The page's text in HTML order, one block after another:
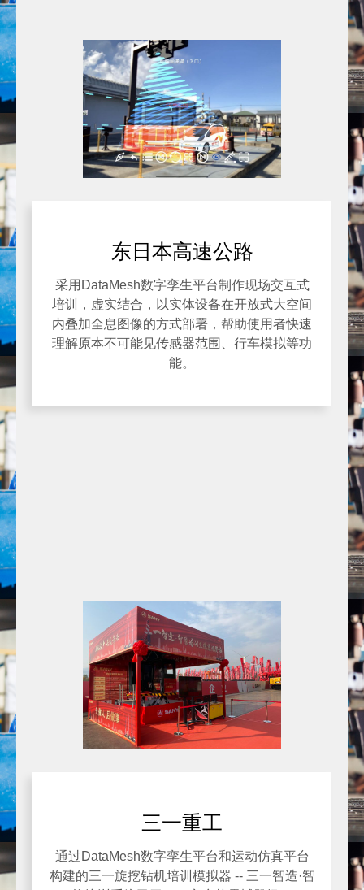
东日本高速公路
采用DataMesh数字孪生平台制作现场交互式
培训，虚实结合，以实体设备在开放式大空间
内叠加全息图像的方式部署，帮助使用者快速
理解原本不可能见传感器范围、行车模拟等功
能。
三一重工
通过DataMesh数字孪生平台和运动仿真平台
构建的三一旋挖钻机培训模拟器 -- 三一智造·智